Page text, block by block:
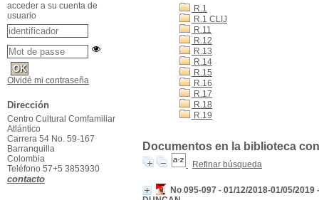
R.1
R.1 CLIJ
R.11
R.12
R.13
R.14
R.15
R.16
R.17
R.18
R.19
Documentos en la biblioteca
Refinar búsqueda
No 095-097 - 01/12/2018-01/05/
acceder a su cuenta de
usuario
Olvidé mi contraseña
Dirección
Centro Cultural Comfamiliar
Atlántico
Carrera 54 No. 59-167
Barranquilla
Colombia
Teléfono 57+5 3853930
contacto